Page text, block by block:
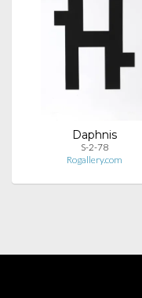
Daphnis
S-2-78
Rogallery.com